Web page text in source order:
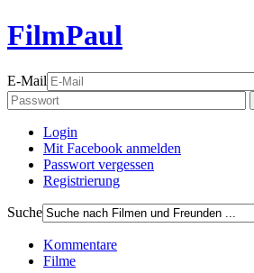
FilmPaul
E-Mail
Login
Mit Facebook anmelden
Passwort vergessen
Registrierung
Suche
Kommentare
Filme